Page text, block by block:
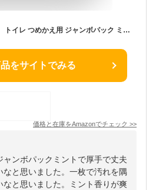
クイックル 【まとめ買い】 トイレ つめかえ用 ジャンボパック ミント 20枚 × 3個
をサイトでみる
価格と在庫をAmazonでチェック >>
ャンボパックミントで厚手で丈夫
なと思いました。一枚で汚れを隅
なと思いました。ミント香りが爽